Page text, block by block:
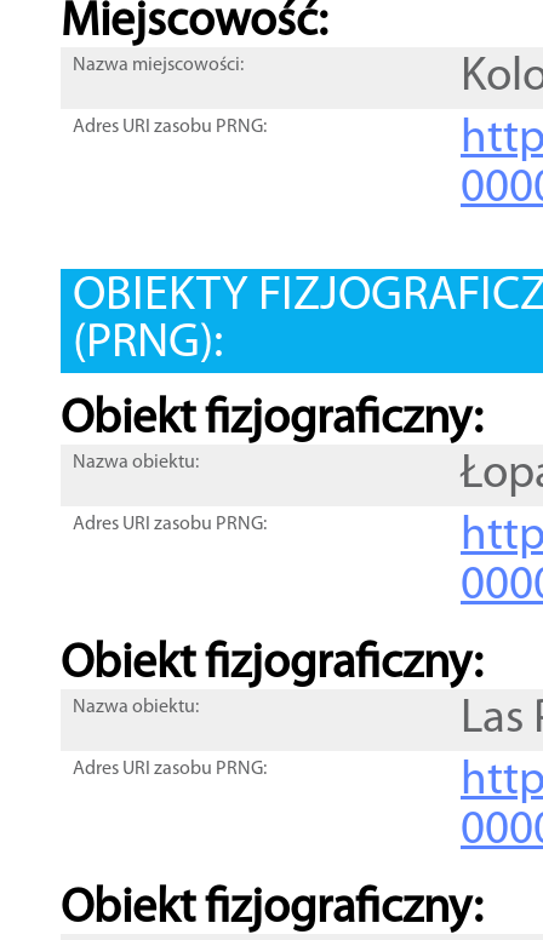
Miejscowość:
Nazwa miejscowości:
Adres URI zasobu PRNG:
OBIEKTY
(PRNG):
Obiekt fizjograficzny:
Nazwa obiektu:
Adres URI zasobu PRNG:
Obiekt fizjograficzny:
Nazwa obiektu:
Adres URI zasobu PRNG:
Obiekt fizjograficzny: